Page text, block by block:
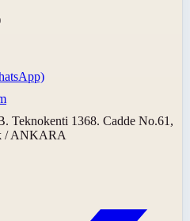
Teknokenti 1368. Cadde No.61,
/ ANKARA